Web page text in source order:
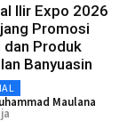
Ilir Expo 2026
Promosi
dan Produk
Banyuasin
Maulana